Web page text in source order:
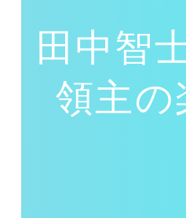
田中智
領主の